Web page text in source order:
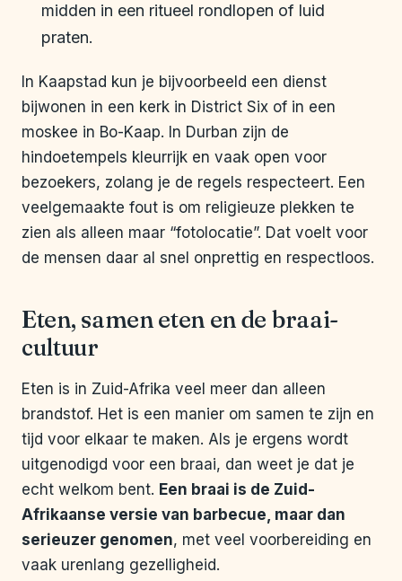
midden in een ritueel rondlopen of luid
praten.
In Kaapstad kun je bijvoorbeeld een dienst
bijwonen in een kerk in District Six of in een
moskee in Bo-Kaap. In Durban zijn de
hindoetempels kleurrijk en vaak open voor
bezoekers, zolang je de regels respecteert. Een
veelgemaakte fout is om religieuze plekken te
zien als alleen maar “fotolocatie”. Dat voelt voor
de mensen daar al snel onprettig en respectloos.
Eten, samen eten en de braai-
cultuur
Eten is in Zuid-Afrika veel meer dan alleen
brandstof. Het is een manier om samen te zijn en
tijd voor elkaar te maken. Als je ergens wordt
uitgenodigd voor een braai, dan weet je dat je
echt welkom bent. Een braai is de Zuid-
Afrikaanse versie van barbecue, maar dan
serieuzer genomen, met veel voorbereiding en
vaak urenlang gezelligheid.